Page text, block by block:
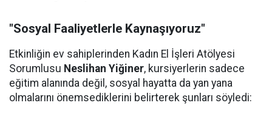
"Sosyal Faaliyetlerle Kaynaşıyoruz"
Etkinliğin ev sahiplerinden Kadın El İşleri Atölyesi
Sorumlusu Neslihan Yiğiner, kursiyerlerin sadece
eğitim alanında değil, sosyal hayatta da yan yana
olmalarını önemsediklerini belirterek şunları söyledi: